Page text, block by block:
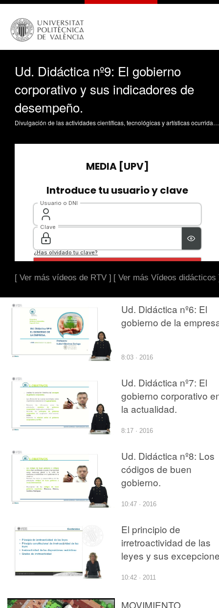
Ud. Didáctica nº9: El gobierno
corporativo y sus indicadores de
desempeño.
Divulgación de las actividades científicas, tecnológicas y artísticas ocurridas en los tres campus de la UPV
[ Ver más vídeos de RTV ] [ Ver más Vídeos didácticos
Ud. Didáctica nº6: El
gobierno de la
8:03 · 2016
Ud. Didáctica nº7: El
gobierno corporativo
la actualidad.
8:17 · 2016
Ud. Didáctica nº8: Los
códigos de buen
gobierno.
10:47 · 2016
El principio de
irretroactividad de las
leyes y sus
10:42 · 2011
MOVIMIENTO